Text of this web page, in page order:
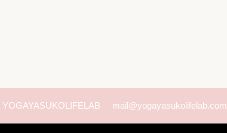
YOGAYASUKOLIFELAB mail@yogayasukolifelab.com